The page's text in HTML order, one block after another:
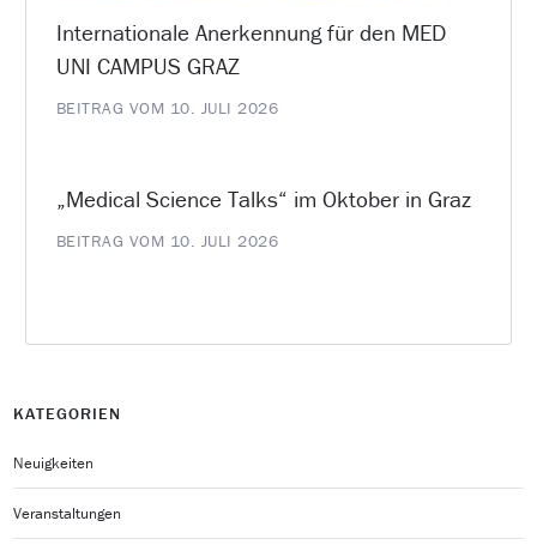
Internationale Anerkennung für den MED
UNI CAMPUS GRAZ
BEITRAG VOM 10. JULI 2026
„Medical Science Talks“ im Oktober in Graz
BEITRAG VOM 10. JULI 2026
KATEGORIEN
Neuigkeiten
Veranstaltungen